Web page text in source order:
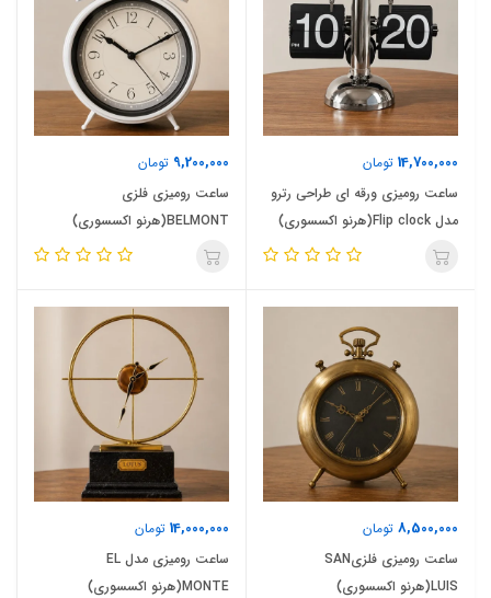
14,700,000 تومان
ساعت رومیزی ورقه ای طراحی رترو
مدل Flip clock(هرنو اکسسوری)
9,200,000 تومان
ساعت رومیزی فلزی
BELMONT(هرنو اکسسوری)
8,500,000 تومان
ساعت رومیزی فلزیSAN
LUIS(هرنو اکسسوری)
14,000,000 تومان
ساعت رومیزی مدل EL
MONTE(هرنو اکسسوری)